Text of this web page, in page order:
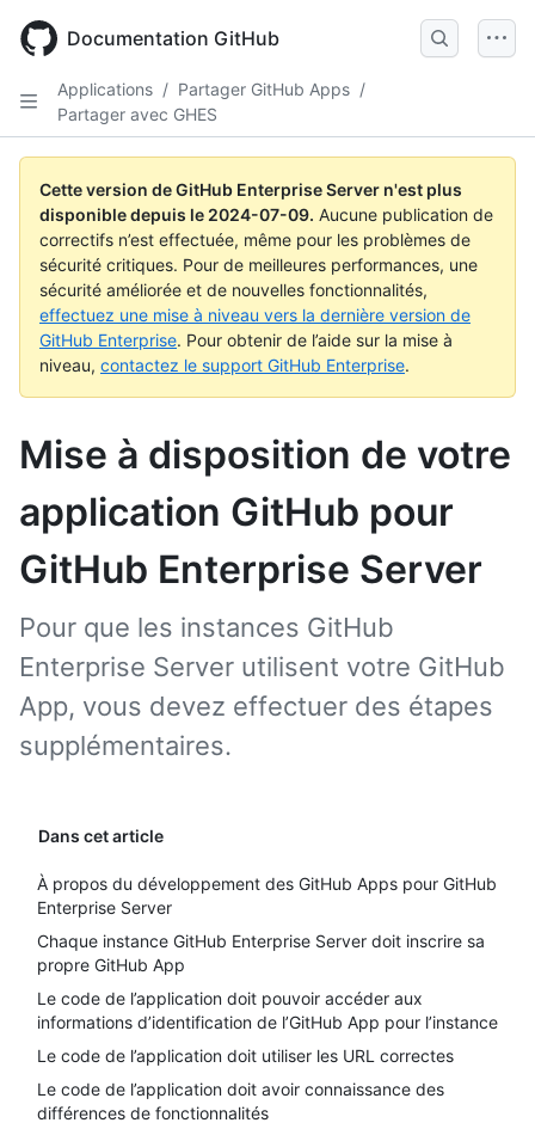
main
Documentation GitHub
Applications / Partager GitHub Apps /
Partager avec GHES
Cette version de GitHub Enterprise Server n'est plus
disponible depuis le 2024-07-09. Aucune publication de
correctifs n’est effectuée, même pour les problèmes de
sécurité critiques. Pour de meilleures performances, une
sécurité améliorée et de nouvelles fonctionnalités,
effectuez une mise à niveau vers la dernière version de
GitHub Enterprise. Pour obtenir de l’aide sur la mise à
niveau, contactez le support GitHub Enterprise.
Mise à disposition de votre
application GitHub pour
GitHub Enterprise Server
Pour que les instances GitHub
Enterprise Server utilisent votre GitHub
App, vous devez effectuer des étapes
supplémentaires.
Dans cet article
À propos du développement des GitHub Apps pour GitHub
Enterprise Server
Chaque instance GitHub Enterprise Server doit inscrire sa
propre GitHub App
Le code de l’application doit pouvoir accéder aux
informations d’identification de l’GitHub App pour l’instance
Le code de l’application doit utiliser les URL correctes
Le code de l’application doit avoir connaissance des
différences de fonctionnalités